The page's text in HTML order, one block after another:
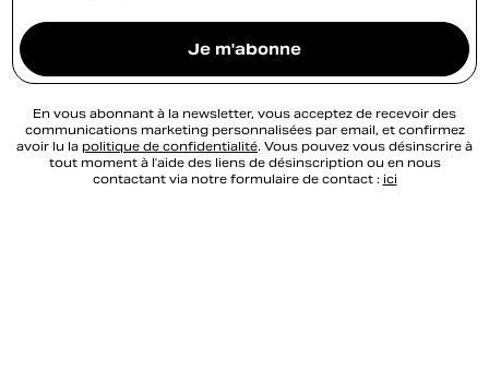
Je m'abonne
En vous abonnant à la newsletter, vous acceptez de recevoir des
communications marketing personnalisées par email, et confirmez
avoir lu la politique de confidentialité. Vous pouvez vous désinscrire à
tout moment à l’aide des liens de désinscription ou en nous
contactant via notre formulaire de contact : ici